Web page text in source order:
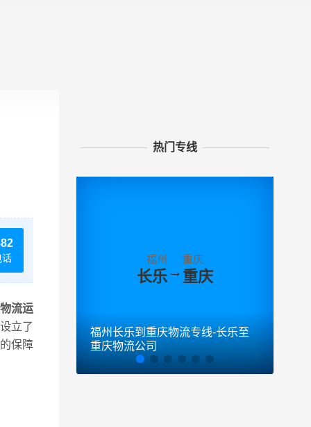
话
流运
立了
保障
热门专线
福州
长乐→
重庆
重庆
福州长乐到重庆物流专线-长乐至
重庆物流公司